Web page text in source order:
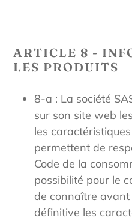
ARTICLE 8 -
LES PRODUITS
8-a : La société
sur son site web
les
permettent de
Code de la
possibilité pour le
de connaître
définitive les